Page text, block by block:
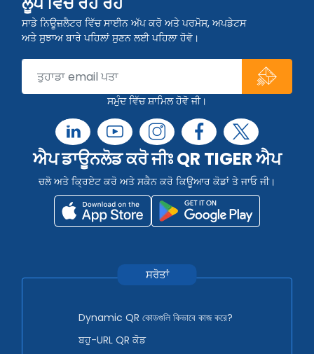
ਸਾਡੇ ਨਿਊਜ਼ਲੈਟਰ ਵਿੱਚ ਸਾਈਨ ਅੱਪ ਕਰੋ ਅਤੇ ਪਰਮੋਸ, ਅਪਡੇਟਸ
ਅਤੇ ਸੁਝਾਅ ਬਾਰੇ ਪਹਿਲਾਂ ਸੁਣਨ ਲਈ ਪਹਿਲਾ ਹੋਵੋ।
ਸਮੁੰਦ ਵਿੱਚ ਸ਼ਾਮਿਲ ਹੋਵੋ ਜੀ।
ਐਪ ਡਾਊਨਲੋਡ ਕਰੋ ਜੀਃ QR TIGER ਐਪ
ਚਲੋ ਅਤੇ ਕ੍ਰਿਏਟ ਕਰੋ ਅਤੇ ਸਕੈਨ ਕਰੋ ਕਿਊਆਰ ਕੋਡਾਂ ਤੇ ਜਾਓ ਜੀ।
ਸਰੋਤਾਂ
Dynamic QR কোডগুলি কিভাবে কাজ করে?
ਬਹੁ-URL QR ਕੋਡ